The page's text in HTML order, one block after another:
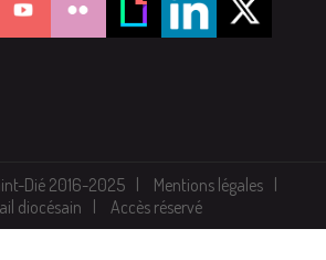
Dié 2016-2025
Mentions légales
diocésain
Accès réservé